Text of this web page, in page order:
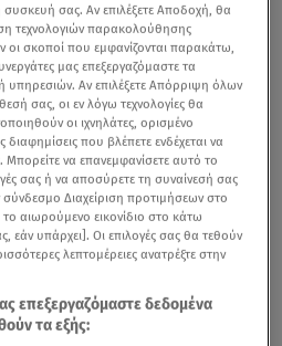
σας. Αν επιλέξετε Αποδοχή, θα
τεχνολογιών παρακολούθησης
οι σκοποί που εμφανίζονται παρακάτω,
μας επεξεργαζόμαστε τα
Αν επιλέξετε Απόρριψη όλων
σας, οι εν λόγω τεχνολογίες θα
οι ιχνηλάτες, ορισμένο
διαφημίσεις που βλέπετε ενδέχεται να
Μπορείτε να επανεμφανίσετε αυτό το
σας ή να αποσύρετε τη συναίνεσή σας
Διαχείριση προτιμήσεων στο
αιωρούμενο εικονίδιο στο κάτω
εάν υπάρχει]. Οι επιλογές σας θα τεθούν
λεπτομέρειες ανατρέξτε στην
επεξεργαζόμαστε δεδομένα
τα εξής: